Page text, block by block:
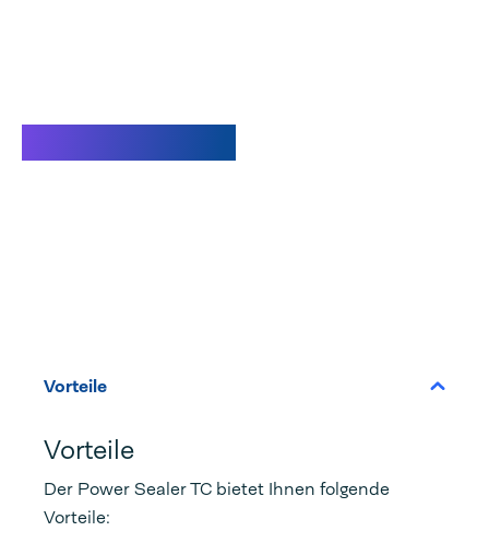
Vorteile
Vorteile
Der Power Sealer TC bietet Ihnen folgende
Vorteile: